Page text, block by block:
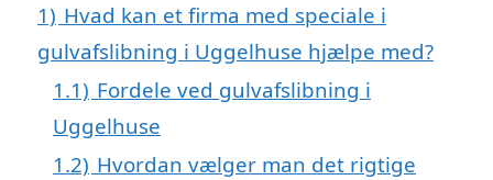
1) Hvad kan et firma med speciale i
gulvafslibning i Uggelhuse hjælpe med?
1.1) Fordele ved gulvafslibning i
Uggelhuse
1.2) Hvordan vælger man det rigtige